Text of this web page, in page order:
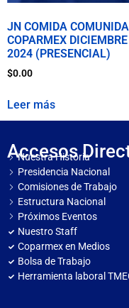
JN COMIDA
COPARMEX DICIEMBRE
2024 (PRESENCIAL)
$0.00
Leer más
Accesos
Nuestra Historia
Presidencia Nacional
Comisiones de Trabajo
Estructura Nacional
Próximos Eventos
Nuestro Staff
Coparmex en Medios
Bolsa de Trabajo
Herramienta laboral